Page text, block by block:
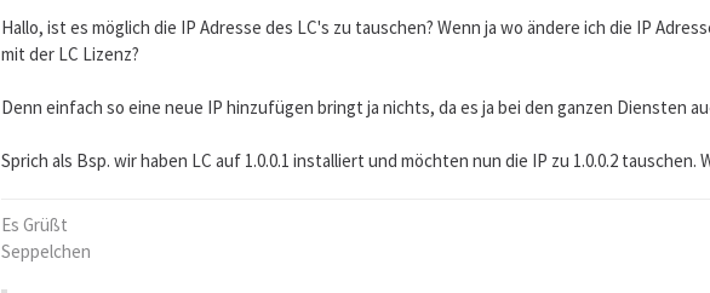
Hallo, ist es möglich die IP Adresse des LC's zu tauschen? Wenn ja wo ändere ich die IP
mit der LC Lizenz?
Denn einfach so eine neue IP hinzufügen bringt ja nichts, da es ja bei den ganzen Diensten
Sprich als Bsp. wir haben LC auf 1.0.0.1 installiert und möchten nun die IP zu 1.0.0.2 tauschen.
Es Grüßt
Seppelchen